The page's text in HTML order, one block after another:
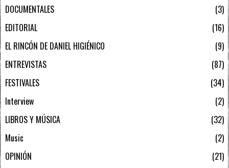
DOCUMENTALES
3
EDITORIAL
16
EL RINCÓN DE DANIEL HIGIÉNICO
9
ENTREVISTAS
87
FESTIVALES
34
Interview
2
LIBROS Y MÚSICA
32
Music
2
OPINIÓN
21